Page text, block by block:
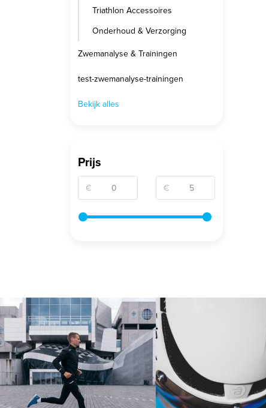
Triathlon Accessoires
Onderhoud & Verzorging
Zwemanalyse & Trainingen
test-zwemanalyse-trainingen
Bekijk alles
Prijs
€ €